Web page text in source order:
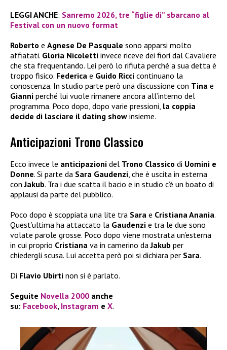
LEGGI ANCHE: Sanremo 2026, tre “figlie di” sbarcano al
Festival con un nuovo format
Roberto e Agnese De Pasquale sono apparsi molto
affiatati. Gloria Nicoletti invece riceve dei fiori dal Cavaliere
che sta frequentando. Lei però lo rifiuta perché a sua detta è
troppo fisico. Federica e Guido Ricci continuano la
conoscenza. In studio parte però una discussione con Tina e
Gianni perché lui vuole rimanere ancora all’interno del
programma. Poco dopo, dopo varie pressioni, la coppia
decide di lasciare il dating show insieme.
Anticipazioni Trono Classico
Ecco invece le anticipazioni del Trono Classico di Uomini e
Donne. Si parte da Sara Gaudenzi, che è uscita in esterna
conJakub. Tra i due scatta il bacio e in studio c’è un boato di
applausi da parte del pubblico.
Poco dopo è scoppiata una lite tra Sara e Cristiana Anania.
Quest’ultima ha attaccato la Gaudenzi e tra le due sono
volate parole grosse. Poco dopo viene mostrata un’esterna
in cui proprio Cristiana va in camerino daJakub per
chiedergli scusa. Lui accetta però poi si dichiara per Sara.
Di Flavio Ubirti non si è parlato.
Seguite Novella 2000 anche
su: Facebook, Instagram e X.